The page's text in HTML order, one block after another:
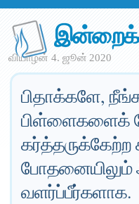
வியாழன் 4. ஜூன் 2020
பிதாக்களே,
பிள்ளைகளைக்
கர்த்தருக்கேற்ற
வளர்ப்பீர்களாக.